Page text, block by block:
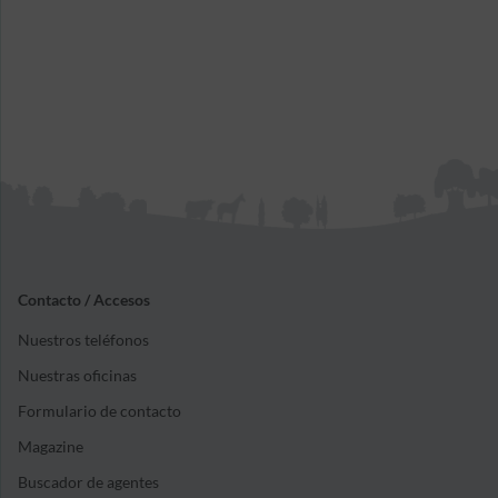
Contacto / Accesos
Nuestros teléfonos
Nuestras oficinas
Formulario de contacto
Magazine
Buscador de agentes